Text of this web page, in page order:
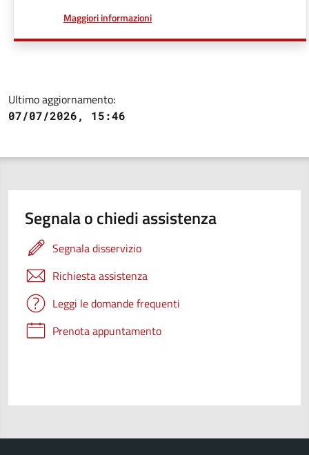
Maggiori informazionia proposito di
Ultimo aggiornamento:
07/07/2026, 15:46
Segnala o chiedi assistenza
Segnala disservizio
Richiesta assistenza
Leggi le domande frequenti
Prenota appuntamento